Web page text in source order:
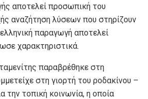
αποτελεί προσωπική του
αναζήτηση λύσεων που στηρίζουν
παραγωγή αποτελεί
χαρακτηριστικά.
παραβρέθηκε στη
στη γιορτή του ροδακίνου –
την τοπική κοινωνία, η οποία